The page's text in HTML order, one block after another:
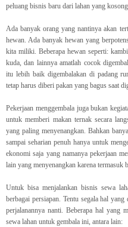
peluang bisnis baru dari lahan yang
Ada banyak orang yang nantinya akan
hewan. Ada banyak hewan yang
kita miliki. Beberapa hewan seperti:
kuda, dan lainnya amatlah cocok
itu lebih baik digembalakan di padang
tetap harus diberi pakan yang bagus saat
Pekerjaan menggembala juga bukan
untuk memberi makan ternak secara
yang paling menyenangkan. Bahkan
sampai seharian penuh hanya untuk
ekonomi saja yang namanya pekerjaan
lain yang menyenangkan karena termasuk
Untuk bisa menjalankan bisnis sewa
berbagai persiapan. Tentu segala hal
perjalanannya nanti. Beberapa hal yang
sewa lahan untuk gembala ini, antara lain: